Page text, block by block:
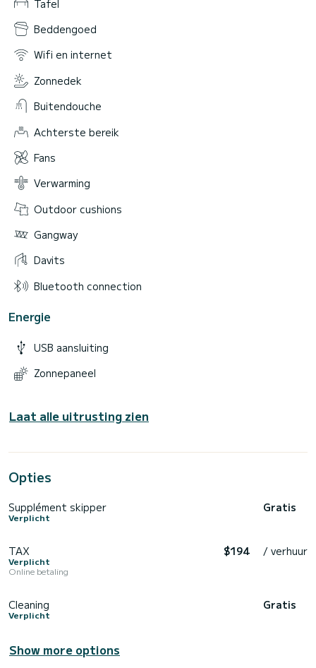
Tafel
Beddengoed
Wifi en internet
Zonnedek
Buitendouche
Achterste bereik
Fans
Verwarming
Outdoor cushions
Gangway
Davits
Bluetooth connection
Energie
USB aansluiting
Zonnepaneel
Laat alle uitrusting zien
Opties
Supplément skipper
Verplicht
Gratis
TAX
Verplicht
Online betaling
$194 / verhuur
Cleaning
Verplicht
Gratis
Show more options